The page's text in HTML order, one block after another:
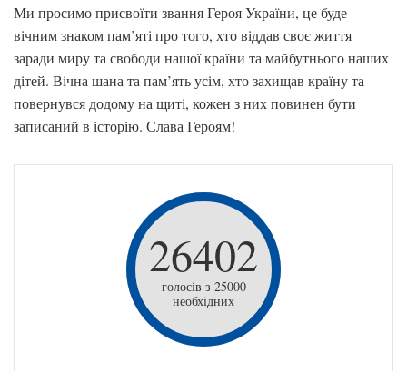
Ми просимо присвоїти звання Героя України, це буде
вічним знаком пам’яті про того, хто віддав своє життя
заради миру та свободи нашої країни та майбутнього наших
дітей. Вічна шана та пам’ять усім, хто захищав країну та
повернувся додому на щиті, кожен з них повинен бути
записаний в історію. Слава Героям!
26402
голосів з 25000
необхідних